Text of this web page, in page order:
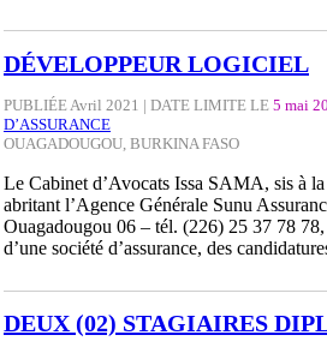
DÉVELOPPEUR LOGICIEL
PUBLIÉE Avril 2021 | DATE LIMITE LE 5 mai
D’ASSURANCE
OUAGADOUGOU, BURKINA FASO
Le Cabinet d’Avocats Issa SAMA, sis à
abritant l’Agence Générale Sunu
Ouagadougou 06 – tél. (226) 25 37 78
d’une société d’assurance, des
DEUX (02) STAGIAIRES